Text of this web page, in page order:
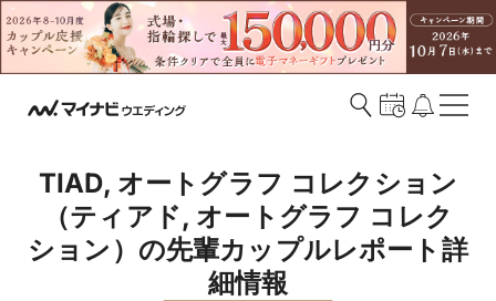
TIAD, オートグラフ コレクション
（ティアド, オートグラフ コレク
ション）の先輩カップルレポート詳
細情報